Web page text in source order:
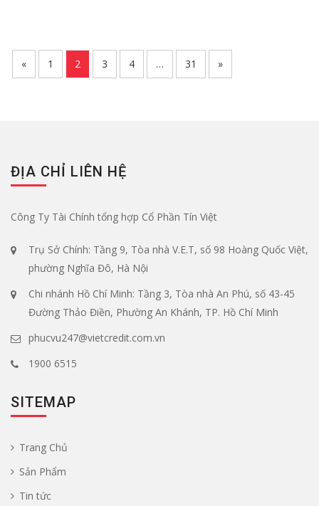
« 1 2 3 4 … 31 »
ĐỊA CHỈ LIÊN HỆ
Công Ty Tài Chính tổng hợp Cổ Phần Tín Việt
Trụ Sở Chính: Tầng 9, Tòa nhà V.E.T, số 98 Hoàng Quốc Việt,
phường Nghĩa Đô, Hà Nội
Chi nhánh Hồ Chí Minh: Tầng 3, Tòa nhà An Phú, số 43-45
Đường Thảo Điền, Phường An Khánh, TP. Hồ Chí Minh
phucvu247@vietcredit.com.vn
1900 6515
SITEMAP
Trang Chủ
Sản Phẩm
Tin tức